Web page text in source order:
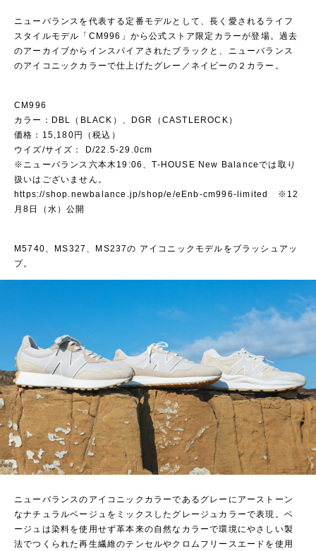
ニューバランスを代表する定番モデルとして、長く愛されるライフ
スタイルモデル「CM996」から公式ストア限定カラーが登場。過去
のアーカイブからインスパイアされたブラックと、ニューバランス
のアイコニックカラーで仕上げたグレー／ネイビーの２カラー。
CM996
カラー：DBL（BLACK）、DGR（CASTLEROCK）
価格：15,180円（税込）
ウイズ/サイズ： D/22.5-29.0cm
※ニューバランス六本木19:06、T-HOUSE New Balanceでは取り
扱いはございません。
https://shop.newbalance.jp/shop/e/eEnb-cm996-limited
※12
月8日（水）公開
M5740、MS327、MS237の アイコニックモデルをブラッシュアッ
プ。
ニューバランスのアイコニックカラーであるグレーにアーストーン
なナチュラルベージュをミックスしたグレージュカラーで表現。ベ
ージュは染料を使用せず革本来の自然なカラーで環境にやさしい製
法でつくられた再生繊維のテンセルやクロムフリースエードを使用